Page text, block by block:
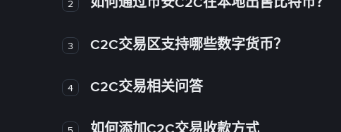
2
3 C2C交易区支持哪些数字货币？
4 C2C交易相关问答